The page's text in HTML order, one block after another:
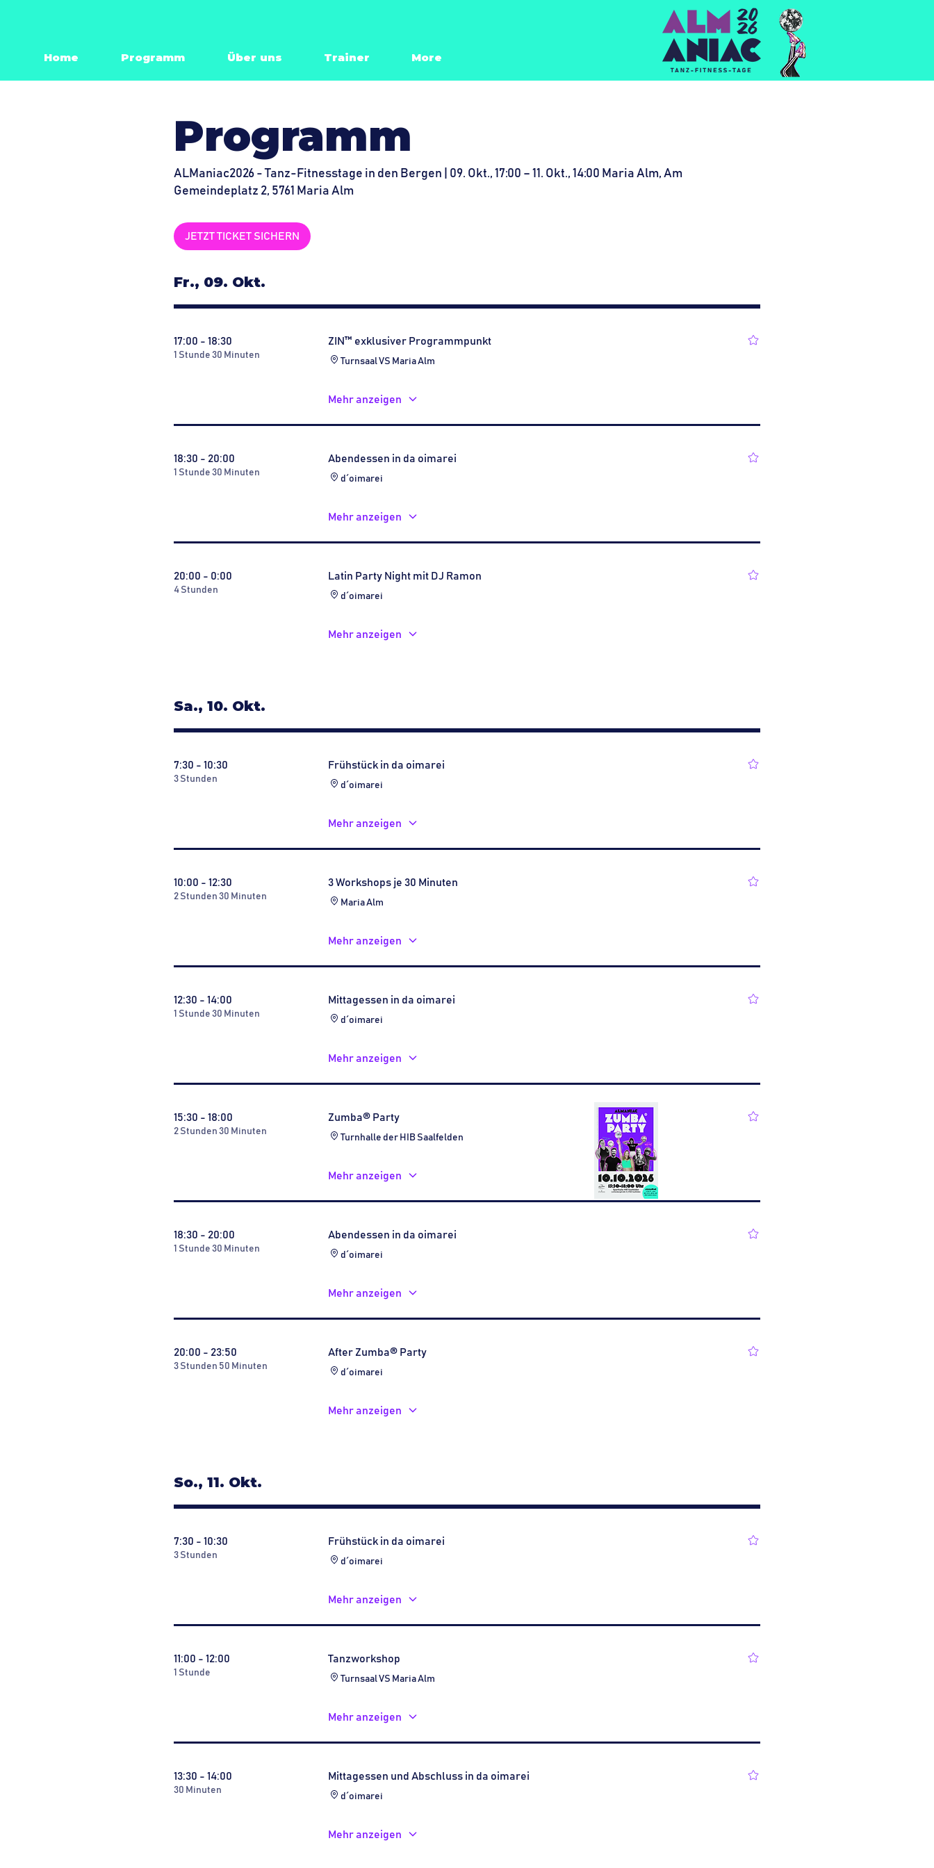
Home Programm Über uns Trainer More Anmelden/ Registrieren
Programm
ALManiac2026 - Tanz-Fitnesstage in den Bergen | 09. Okt., 17:00 – 11. Okt., 14:00 Maria Alm, Am
Gemeindeplatz 2, 5761 Maria Alm
JETZT TICKET SICHERN
Fr., 09. Okt.
17:00 - 18:30
1 Stunde 30 Minuten
ZIN™ exklusiver Programmpunkt
Turnsaal VS Maria Alm
Mehr anzeigen
18:30 - 20:00
1 Stunde 30 Minuten
Abendessen in da oimarei
d´oimarei
Mehr anzeigen
20:00 - 0:00
4 Stunden
Latin Party Night mit DJ Ramon
d´oimarei
Mehr anzeigen
Sa., 10. Okt.
7:30 - 10:30
3 Stunden
Frühstück in da oimarei
d´oimarei
Mehr anzeigen
10:00 - 12:30
2 Stunden 30 Minuten
3 Workshops je 30 Minuten
Maria Alm
Mehr anzeigen
12:30 - 14:00
1 Stunde 30 Minuten
Mittagessen in da oimarei
d´oimarei
Mehr anzeigen
15:30 - 18:00
2 Stunden 30 Minuten
Zumba® Party
Turnhalle der HIB Saalfelden
Mehr anzeigen
18:30 - 20:00
1 Stunde 30 Minuten
Abendessen in da oimarei
d´oimarei
Mehr anzeigen
20:00 - 23:50
3 Stunden 50 Minuten
After Zumba® Party
d´oimarei
Mehr anzeigen
So., 11. Okt.
7:30 - 10:30
3 Stunden
Frühstück in da oimarei
d´oimarei
Mehr anzeigen
11:00 - 12:00
1 Stunde
Tanzworkshop
Turnsaal VS Maria Alm
Mehr anzeigen
13:30 - 14:00
30 Minuten
Mittagessen und Abschluss in da oimarei
d´oimarei
Mehr anzeigen